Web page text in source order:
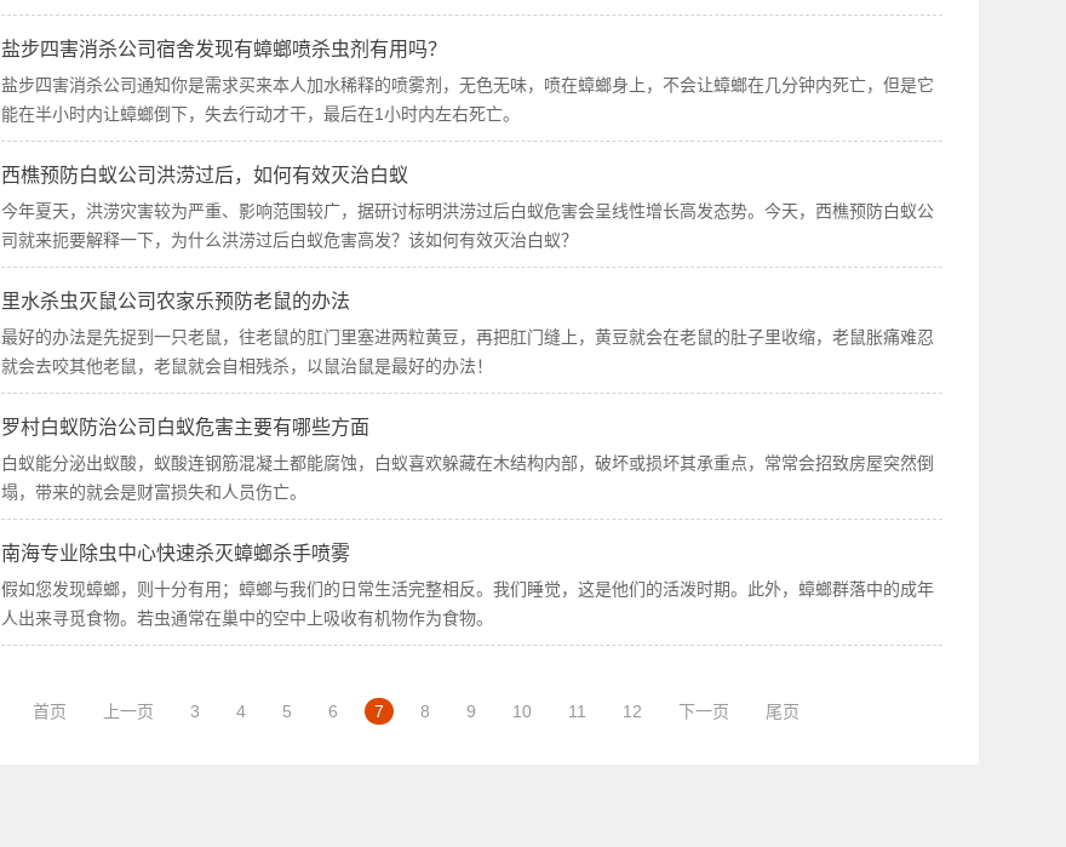
盐步四害消杀公司宿舍发现有蟑螂喷杀虫剂有用吗？
盐步四害消杀公司通知你是需求买来本人加水稀释的喷雾剂，无色无味，喷在蟑螂身上，不会让蟑螂在几分钟内死亡，但是它
能在半小时内让蟑螂倒下，失去行动才干，最后在1小时内左右死亡。
西樵预防白蚁公司洪涝过后，如何有效灭治白蚁
今年夏天，洪涝灾害较为严重、影响范围较广，据研讨标明洪涝过后白蚁危害会呈线性增长高发态势。今天，西樵预防白蚁公
司就来扼要解释一下，为什么洪涝过后白蚁危害高发？该如何有效灭治白蚁？
里水杀虫灭鼠公司农家乐预防老鼠的办法
最好的办法是先捉到一只老鼠，往老鼠的肛门里塞进两粒黄豆，再把肛门缝上，黄豆就会在老鼠的肚子里收缩，老鼠胀痛难忍
就会去咬其他老鼠，老鼠就会自相残杀，以鼠治鼠是最好的办法！
罗村白蚁防治公司白蚁危害主要有哪些方面
白蚁能分泌出蚁酸，蚁酸连钢筋混凝土都能腐蚀，白蚁喜欢躲藏在木结构内部，破坏或损坏其承重点，常常会招致房屋突然倒
塌，带来的就会是财富损失和人员伤亡。
南海专业除虫中心快速杀灭蟑螂杀手喷雾
假如您发现蟑螂，则十分有用；蟑螂与我们的日常生活完整相反。我们睡觉，这是他们的活泼时期。此外，蟑螂群落中的成年
人出来寻觅食物。若虫通常在巢中的空中上吸收有机物作为食物。
首页 上一页 3 4 5 6 7 8 9 10 11 12 下一页 尾页